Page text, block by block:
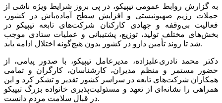
به گزارش روابط عمومی تیپیکو، در پی بروز شرایط ویژه ناشی از
حملات رژیم صهیونیستی و افزایش سطح آماده‌باش در کشور،
فعالیت بی‌وقفه و جهادی کارکنان شرکت‌های تابعه تیپیکو در
بخش‌های مختلف تولید، توزیع، پشتیبانی و عملیات ستادی موجب
شد تا روند تأمین دارو در کشور بدون هیچ‌گونه اختلال ادامه یابد.
دکتر محمد نادری‌علیزاده، مدیرعامل تیپیکو، با صدور پیامی، از
حضور مستمر و منظم مدیران، کارشناسان، کارگران و تمامی
همکاران شرکت‌های تابعه در سراسر کشور تقدیر و تشکر کرد و این
همراهی را نشانه‌ای از تعهد و مسئولیت‌پذیری خانواده بزرگ تیپیکو
در قبال سلامت مردم دانست.